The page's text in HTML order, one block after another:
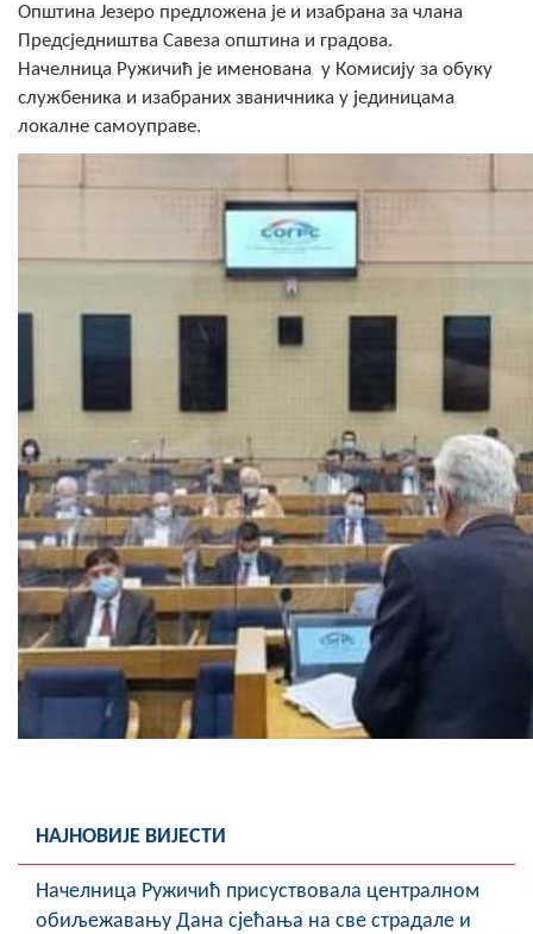
Активности
Јавни позиви
Обавјештења
Заштита од пожара
Геоистраживања
ФИНАНСИЈЕ
Пољопривреда
Туризам
Спорт
ЦИВИЛНА ЗАШТИТА
КОНТАКТ
Општина Језеро предложена је и изабрана за члана
Предсједништва Савеза општина и градова.
Начелница Ружичић је именована у Комисију за обуку
службеника и изабраних званичника у јединицама
локалне самоуправе.
НАЈНОВИЈЕ ВИЈЕСТИ
Начелница Ружичић присуствовала централном
обиљежавању Дана сјећања на све страдале и